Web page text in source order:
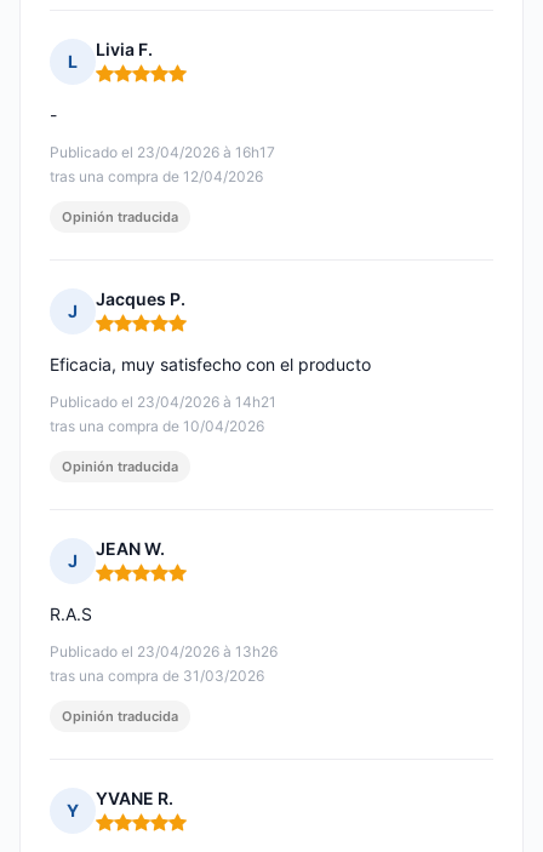
L
Livia F.
Nota: 5 de 5
Publicado el 23/04/2026 à 16h17
tras una compra de 12/04/2026
-
Opinión traducida
J
Jacques P.
Nota: 5 de 5
Publicado el 23/04/2026 à 14h21
tras una compra de 10/04/2026
Eficacia, muy satisfecho con el producto
Opinión traducida
J
JEAN W.
Nota: 5 de 5
Publicado el 23/04/2026 à 13h26
tras una compra de 31/03/2026
R.A.S
Opinión traducida
Y
YVANE R.
Nota: 5 de 5